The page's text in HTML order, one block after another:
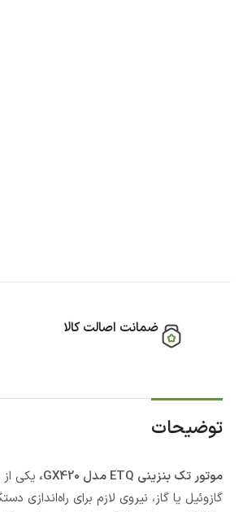
ضمانت اصالت کالا
توضیحات
موتور تک بنزینی ETQ مدل GX420،
گازوئیل یا گاز، نیروی لازم برای راه‌اندازی